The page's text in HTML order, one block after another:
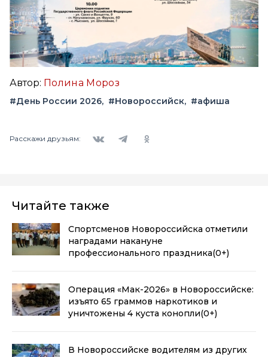
Автор: Полина Мороз
#День России 2026 #Новороссийск #афиша
Расскажи друзьям:
Читайте также
Спортсменов Новороссийска отметили
наградами накануне
профессионального праздника(0+)
Операция «Мак-2026» в Новороссийске:
изъято 65 граммов наркотиков и
уничтожены 4 куста конопли(0+)
В Новороссийске водителям из других